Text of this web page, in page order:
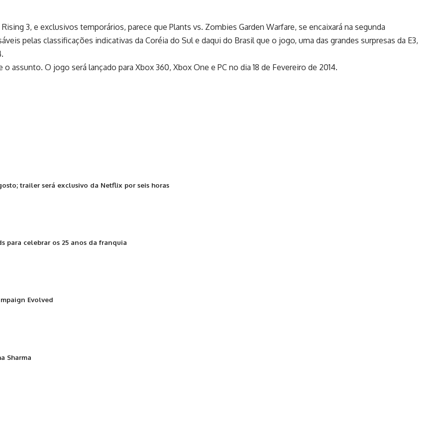
3, e exclusivos temporários, parece que Plants vs. Zombies Garden Warfare, se encaixará na segunda
pelas classificações indicativas da Coréia do Sul e daqui do Brasil que o jogo, uma das grandes surpresas da E3,
assunto. O jogo será lançado para Xbox 360, Xbox One e PC no dia 18 de Fevereiro de 2014.
trailer será exclusivo da Netflix por seis horas
para celebrar os 25 anos da franquia
Evolved
Sharma